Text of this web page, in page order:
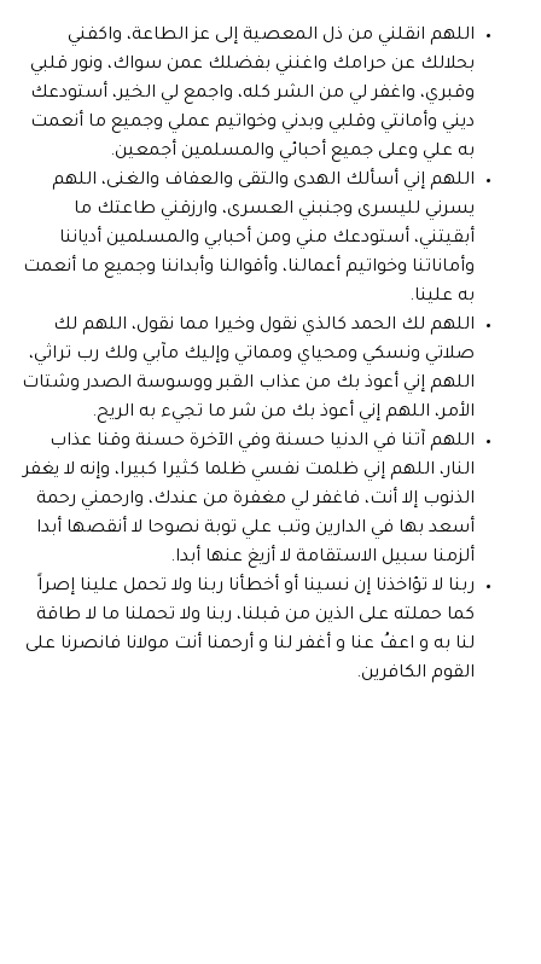
اللهم انقلني من ذل المعصية إلى عز الطاعة، واكفني
بحلالك عن حرامك واغنني بفضلك عمن سواك، ونور قلبي
وقبري، واغفر لي من الشر كله، واجمع لي الخير، أستودعك
ديني وأمانتي وقلبي وبدني وخواتيم عملي وجميع ما أنعمت
به علي وعلى جميع أحبائي والمسلمين أجمعين.
اللهم إني أسألك الهدى والتقى والعفاف والغنى، اللهم
يسرني لليسرى وجنبني العسرى، وارزقني طاعتك ما
أبقيتني، أستودعك مني ومن أحبابي والمسلمين أدياننا
وأماناتنا وخواتيم أعمالنا، وأقوالنا وأبداننا وجميع ما أنعمت
به علينا.
اللهم لك الحمد كالذي نقول وخيرا مما نقول، اللهم لك
صلاتي ونسكي ومحياي ومماتي وإليك مآبي ولك رب تراثي،
اللهم إني أعوذ بك من عذاب القبر ووسوسة الصدر وشتات
الأمر، اللهم إني أعوذ بك من شر ما تجيء به الريح.
اللهم آتنا في الدنيا حسنة وفي الآخرة حسنة وقنا عذاب
النار، اللهم إني ظلمت نفسي ظلما كثيرا كبيرا، وإنه لا يغفر
الذنوب إلا أنت، فاغفر لي مغفرة من عندك، وارحمني رحمة
أسعد بها في الدارين وتب علي توبة نصوحا لا أنقصها أبدا
ألزمنا سبيل الاستقامة لا أزيغ عنها أبدا.
ربنا لا تؤاخذنا إن نسينا أو أخطأنا ربنا ولا تحمل علينا إصراً
كما حملته على الذين من قبلنا، ربنا ولا تحملنا ما لا طاقة
لنا به و اعفُ عنا و أغفر لنا و أرحمنا أنت مولانا فانصرنا على
القوم الكافرين.